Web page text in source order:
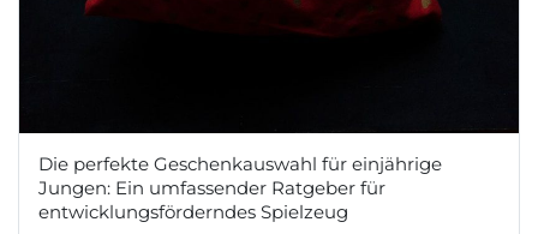
Die perfekte Geschenkauswahl für einjährige
Jungen: Ein umfassender Ratgeber für
entwicklungsförderndes Spielzeug